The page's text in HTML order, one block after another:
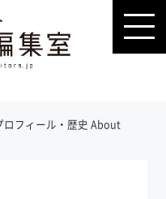
ロフィール・歴史 About